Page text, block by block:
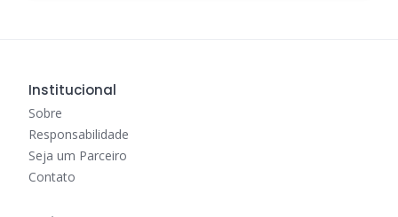
Institucional
Sobre
Responsabilidade
Seja um Parceiro
Contato